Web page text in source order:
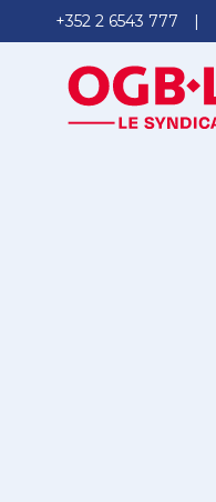
+352 2 6543 777